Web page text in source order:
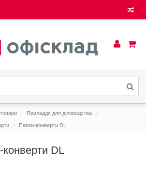
Приладдя для діловодства
Папки-конверти DL
DL